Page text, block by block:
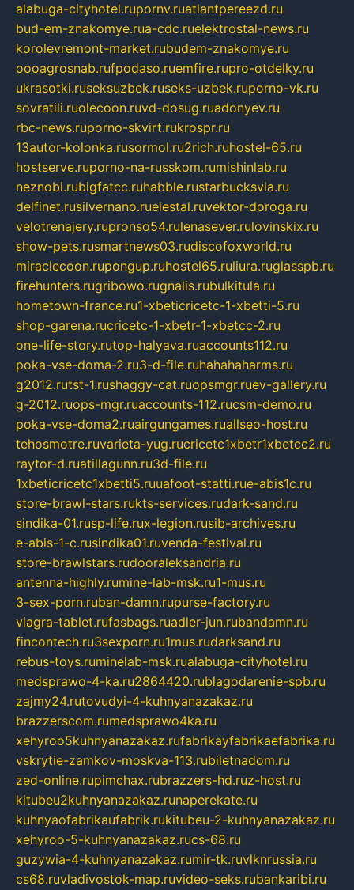
alabuga-cityhotel.rupornv.ruatlantpereezd.ru
bud-em-znakomye.rua-cdc.ruelektrostal-news.ru
korolevremont-market.rubudem-znakomye.ru
oooagrosnab.rufpodaso.ruemfire.rupro-otdelky.ru
ukrasotki.ruseksuzbek.ruseks-uzbek.ruporno-vk.ru
sovratili.ruolecoon.ruvd-dosug.ruadonyev.ru
rbc-news.ruporno-skvirt.rukrospr.ru
13autor-kolonka.rusormol.ru2rich.ruhostel-65.ru
hostserve.ruporno-na-russkom.rumishinlab.ru
neznobi.rubigfatcc.ruhabble.rustarbucksvia.ru
delfinet.rusilvernano.ruelestal.ruvektor-doroga.ru
velotrenajery.rupronso54.rulenasever.rulovinskix.ru
show-pets.rusmartnews03.rudiscofoxworld.ru
miraclecoon.rupongup.ruhostel65.ruliura.ruglasspb.ru
firehunters.rugribowo.rugnalis.rubulkitula.ru
hometown-france.ru1-xbeticricetc-1-xbetti-5.ru
shop-garena.rucricetc-1-xbetr-1-xbetcc-2.ru
one-life-story.rutop-halyava.ruaccounts112.ru
poka-vse-doma-2.ru3-d-file.ruhahahaharms.ru
g2012.rutst-1.rushaggy-cat.ruopsmgr.ruev-gallery.ru
g-2012.ruops-mgr.ruaccounts-112.rucsm-demo.ru
poka-vse-doma2.ruairgungames.ruallseo-host.ru
tehosmotre.ruvarieta-yug.rucricetc1xbetr1xbetcc2.ru
raytor-d.ruatillagunn.ru3d-file.ru
1xbeticricetc1xbetti5.ruuafoot-statti.rue-abis1c.ru
store-brawl-stars.rukts-services.rudark-sand.ru
sindika-01.rusp-life.rux-legion.rusib-archives.ru
e-abis-1-c.rusindika01.ruvenda-festival.ru
store-brawlstars.rudooraleksandria.ru
antenna-highly.rumine-lab-msk.ru1-mus.ru
3-sex-porn.ruban-damn.rupurse-factory.ru
viagra-tablet.rufasbags.ruadler-jun.rubandamn.ru
fincontech.ru3sexporn.ru1mus.rudarksand.ru
rebus-toys.ruminelab-msk.rualabuga-cityhotel.ru
medsprawo-4-ka.ru2864420.rublagodarenie-spb.ru
zajmy24.rutovudyi-4-kuhnyanazakaz.ru
brazzerscom.rumedsprawo4ka.ru
xehyroo5kuhnyanazakaz.rufabrikayfabrikaefabrika.ru
vskrytie-zamkov-moskva-113.rubiletnadom.ru
zed-online.rupimchax.rubrazzers-hd.ruz-host.ru
kitubeu2kuhnyanazakaz.runaperekate.ru
kuhnyaofabrikaufabrik.rukitubeu-2-kuhnyanazakaz.ru
xehyroo-5-kuhnyanazakaz.rucs-68.ru
guzywia-4-kuhnyanazakaz.rumir-tk.ruvlknrussia.ru
cs68.ruvladivostok-map.ruvideo-seks.rubankaribi.ru